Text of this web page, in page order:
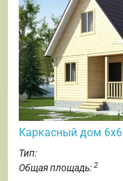
Каркасный дом 6х6
Тип:
Общая площадь: 2